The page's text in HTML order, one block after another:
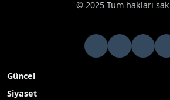
© 2025 Tüm hakları
Güncel
Siyaset